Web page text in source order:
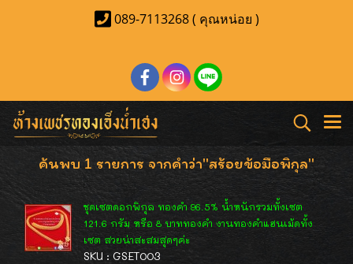
089-7113268 ( คุณหน่อย )
ค้นพบ 1 รายการ จากคำว่า"สร้อยข้อมือพิกุล"
ชุดเซตดอกพิกุล ทองคำ 96.5% น้ำหนักรวมทั้งเซต
121.6 กรัม หรือ 8 บาททองคำ งานทองคำแฮนเม้ดทั้ง
เซต สวยน่าสะสมสุดๆค่ะ
SKU : GSET003